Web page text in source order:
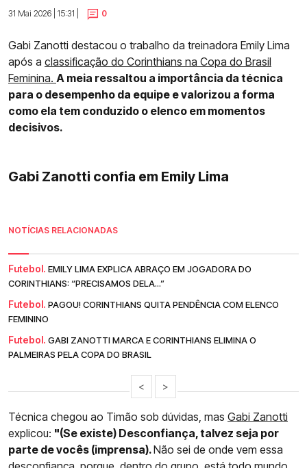
31 Mai 2026 | 15:31 |
0
Gabi Zanotti destacou o trabalho da treinadora Emily Lima
após a classificação do Corinthians na Copa do Brasil
Feminina. A meia ressaltou a importância da técnica
para o desempenho da equipe e valorizou a forma
como ela tem conduzido o elenco em momentos
decisivos.
Gabi Zanotti confia em Emily Lima
NOTÍCIAS RELACIONADAS
Futebol. EMILY LIMA EXPLICA ABRAÇO EM JOGADORA DO
CORINTHIANS: “PRECISAMOS DELA...”
Futebol. PAGOU! CORINTHIANS QUITA PENDÊNCIA COM ELENCO
FEMININO
Futebol. GABI ZANOTTI MARCA E CORINTHIANS ELIMINA O
PALMEIRAS PELA COPA DO BRASIL
< >
Técnica chegou ao Timão sob dúvidas, mas Gabi Zanotti
explicou: "(Se existe) Desconfiança, talvez seja por
parte de vocês (imprensa).Não sei de onde vem essa